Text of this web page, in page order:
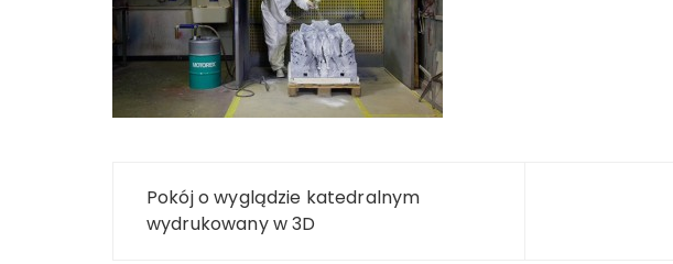
Nawigacja
wpisu
Pokój o wyglądzie katedralnym
wydrukowany w 3D